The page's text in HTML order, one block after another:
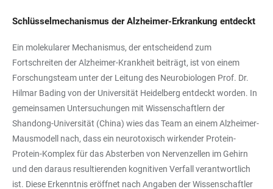
Schlüsselmechanismus der Alzheimer-Erkrankung entdeckt
Ein molekularer Mechanismus, der entscheidend zum
Fortschreiten der Alzheimer-Krankheit beiträgt, ist von einem
Forschungsteam unter der Leitung des Neurobiologen Prof. Dr.
Hilmar Bading von der Universität Heidelberg entdeckt worden. In
gemeinsamen Untersuchungen mit Wissenschaftlern der
Shandong-Universität (China) wies das Team an einem Alzheimer-
Mausmodell nach, dass ein neurotoxisch wirkender Protein-
Protein-Komplex für das Absterben von Nervenzellen im Gehirn
und den daraus resultierenden kognitiven Verfall verantwortlich
ist. Diese Erkenntnis eröffnet nach Angaben der Wissenschaftler